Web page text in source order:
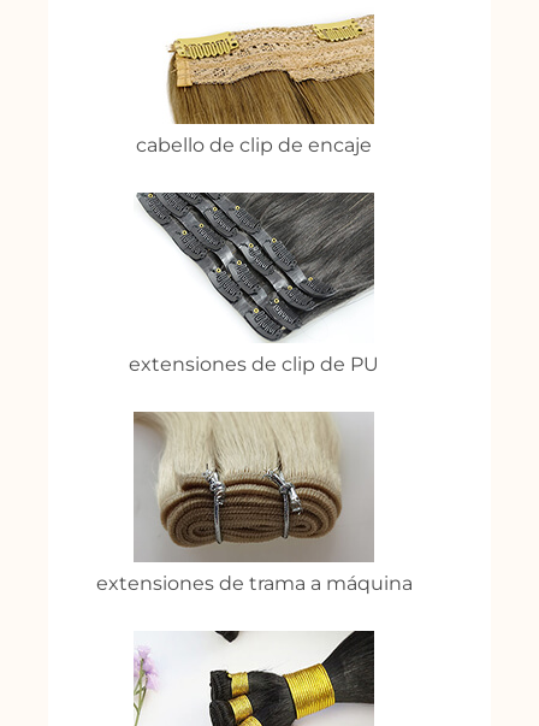
cabello de clip de encaje
extensiones de clip de PU
extensiones de trama a máquina